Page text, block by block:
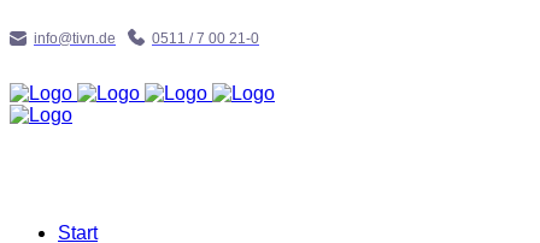
info@tivn.de 0511 / 7 00 21-0
Start